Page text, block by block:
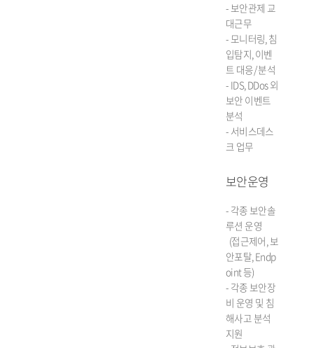
- 보안관제 교
대근무
- 모니터링, 침
입탐지, 이벤
트 대응/ 분석
- IDS, DDos 외
보안 이벤트
분석
- 서비스데스
크 업무
보안운영
- 각종 보안솔
루션 운영
(접근제어, 보
안포탈, Endp
oint 등)
- 각종 보안장
비 운영 및 침
해사고 분석
지원